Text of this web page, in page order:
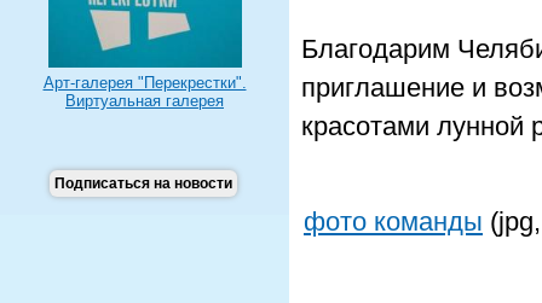
Арт-галерея "Перекрестки".
Виртуальная галерея
Подписаться на новости
Благодарим
приглашение и
красотами лунной
фото команды